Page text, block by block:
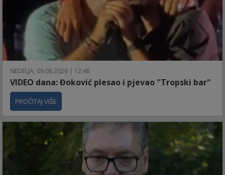
NEDELJA, 09.08.2026 | 12:48
VIDEO dana: Đoković plesao i pjevao "Tropski bar"
PROČITAJ VIŠE